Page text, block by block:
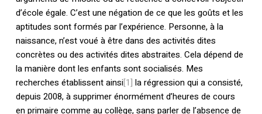
d’école égale. C’est une négation de ce que les goûts et les
aptitudes sont formés par l’expérience. Personne, à la
naissance, n’est voué à être dans des activités dites
concrètes ou des activités dites abstraites. Cela dépend de
la manière dont les enfants sont socialisés. Mes
recherches établissent ainsi[1] la régression qui a consisté,
depuis 2008, à supprimer énormément d’heures de cours
en primaire comme au collège, sans parler de l’absence de